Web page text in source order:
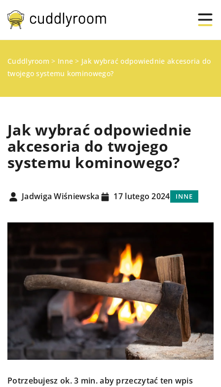
Cuddlyroom > Inne > Jak wybrać odpowiednie akcesoria do
twojego systemu kominowego?
Jak wybrać odpowiednie
akcesoria do twojego
systemu kominowego?
Jadwiga Wiśniewska 17 lutego 2024 INNE
Potrzebujesz ok. 3 min. aby przeczytać ten wpis